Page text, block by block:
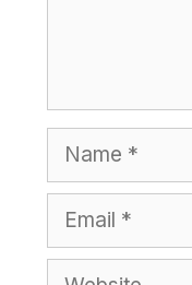
Name
Email
Website